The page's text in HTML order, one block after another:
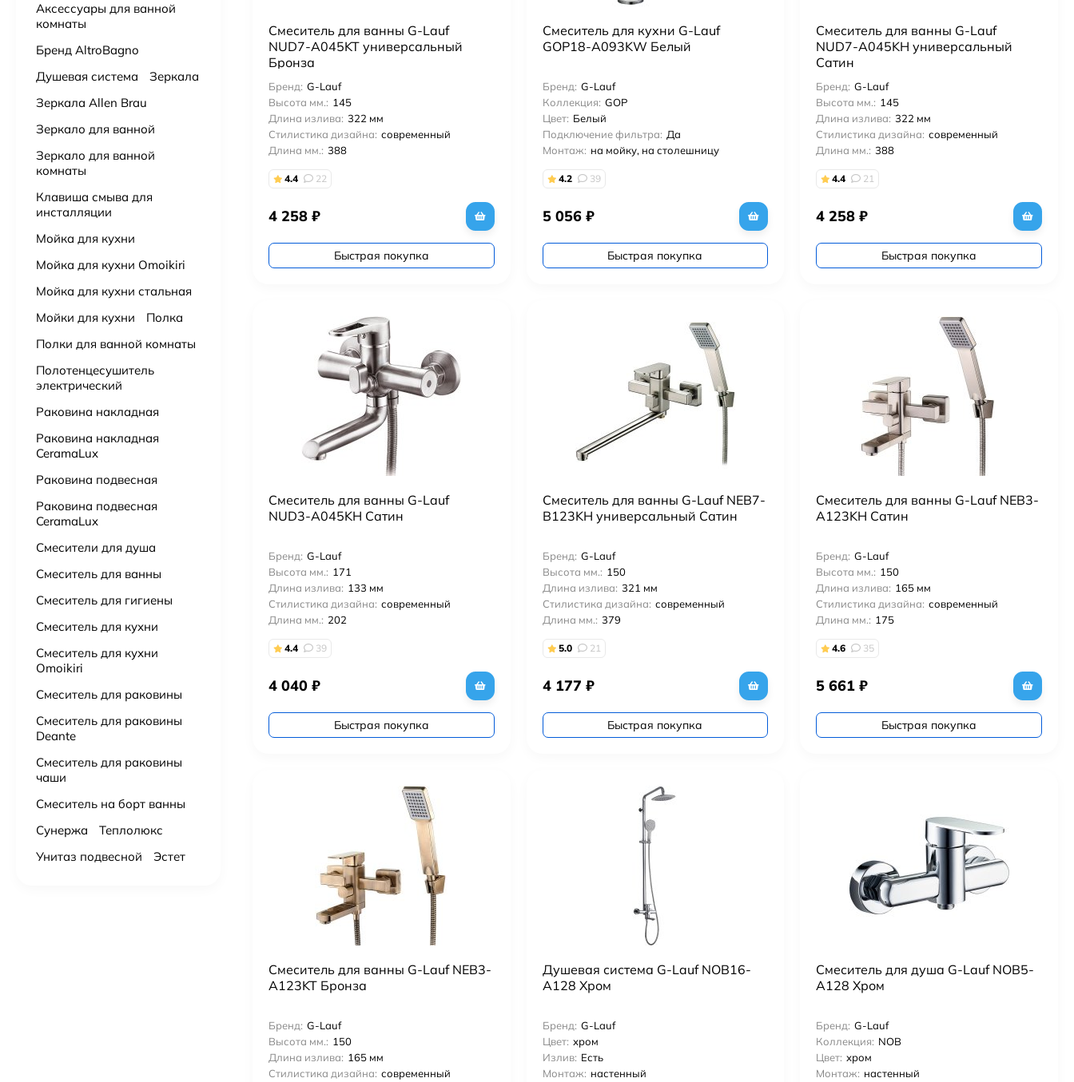
Смеситель для ванны G-Lauf
NUD7-A045KT универсальный
Бронза
Бренд: G-Lauf
Высота мм.: 145
Длина излива: 322 мм
Стилистика дизайна: современный
Длина мм.: 388
4.4 22
4 258 ₽
Быстрая покупка
Смеситель для кухни G-Lauf
GOP18-A093KW Белый
Бренд: G-Lauf
Коллекция: GOP
Цвет: Белый
Подключение фильтра: Да
Монтаж: на мойку, на столешницу
4.2 39
5 056 ₽
Быстрая покупка
Смеситель для ванны G-Lauf
NUD7-A045KH универсальный
Сатин
Бренд: G-Lauf
Высота мм.: 145
Длина излива: 322 мм
Стилистика дизайна: современный
Длина мм.: 388
4.4 21
4 258₽
Быстрая покупка
Смеситель для ванны G-Lauf
NUD3-A045KH Сатин
Бренд: G-Lauf
Высота мм.: 171
Длина излива: 133 мм
Стилистика дизайна: современный
Длина мм.: 202
4.4 39
4 040 ₽
Быстрая покупка
Смеситель для ванны G-Lauf NEB7-
B123KH универсальный Сатин
Бренд: G-Lauf
Высота мм.: 150
Длина излива: 321 мм
Стилистика дизайна: современный
Длина мм.: 379
5.0 21
4 177 ₽
Быстрая покупка
Смеситель для ванны G-Lauf NEB3-
A123KH Сатин
Бренд: G-Lauf
Высота мм.: 150
Длина излива: 165 мм
Стилистика дизайна: современный
Длина мм.: 175
4.6 35
5 661₽
Быстрая покупка
Смеситель для ванны G-Lauf NEB3-
A123KT Бронза
Бренд: G-Lauf
Высота мм.: 150
Длина излива: 165 мм
Стилистика дизайна: современный
Душевая система G-Lauf NOB16-
A128 Хром
Бренд: G-Lauf
Цвет: хром
Излив: Есть
Монтаж: настенный
Смеситель для душа G-Lauf NOB5-
A128 Хром
Бренд: G-Lauf
Коллекция: NOB
Цвет: хром
Монтаж: настенный
14 000₽
9 900₽
19 900₽
15 725₽
Аксессуары для ванной
комнаты
Бренд AltroBagno
Душевая система
Зеркала
Зеркала Allen Brau
Зеркало для ванной
Зеркало для ванной
комнаты
Клавиша смыва для
инсталляции
Мойка для кухни
Мойка для кухни Omoikiri
Мойка для кухни стальная
Мойки для кухни
Полка
Полки для ванной комнаты
Полотенцесушитель
электрический
Раковина накладная
Раковина накладная
CeramaLux
Раковина подвесная
Раковина подвесная
CeramaLux
Смесители для душа
Смеситель для ванны
Смеситель для гигиены
Смеситель для кухни
Смеситель для кухни
Omoikiri
Смеситель для раковины
Смеситель для раковины
Deante
Смеситель для раковины
чаши
Смеситель на борт ванны
Сунержа
Теплолюкс
Унитаз подвесной
Эстет